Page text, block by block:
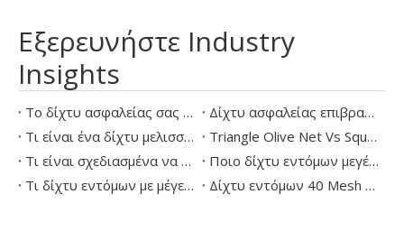
Εξερευνήστε Industry
Insights
Το δίχτυ ασφαλείας σας συμμορφώνεται με τους πιο πρόσφατους κανόνες ασφαλείας της ΕΕ;
Δίχτυ ασφαλείας επιβραδυντικό πυρκαγιάς για οικοδομικά έργα
Τι είναι ένα δίχτυ μελισσών και πώς λειτουργεί;
Triangle Olive Net Vs Square Olive Net
Τι είναι σχεδιασμένα να κάνουν τα συστήματα διχτυών ασφαλείας
Ποιο δίχτυ εντόμων μεγέθους πλέγματος είναι καλύτερο για λαχανικά θερμοκηπίου;
Τι δίχτυ εντόμων με μέγεθος ματιών σταματά τον θρίπ;
Δίχτυ εντόμων 40 Mesh έναντι 50 Mesh: Ποιο μέγεθος ματιών είναι καλύτερο για λαχανικά;